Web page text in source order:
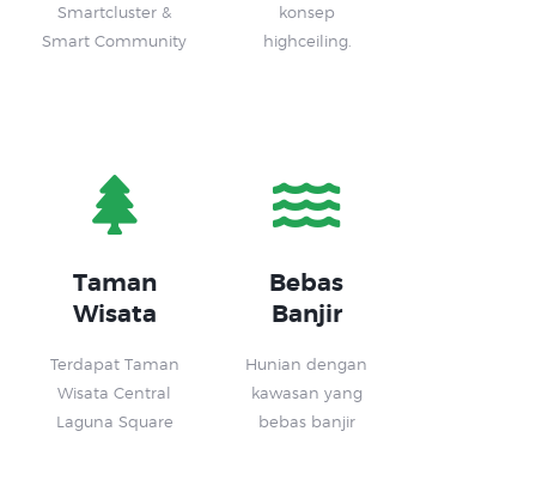
Smartcluster &
Smart Community
konsep
highceiling.
Taman
Wisata
Terdapat Taman
Wisata Central
Laguna Square
Bebas
Banjir
Hunian dengan
kawasan yang
bebas banjir